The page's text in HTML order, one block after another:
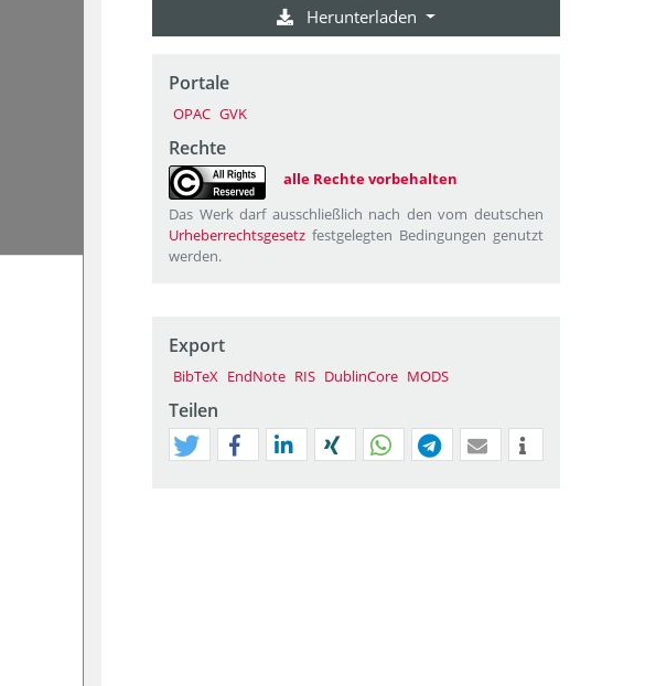
Herunterladen
Portale
OPAC GVK
Rechte
alle Rechte vorbehalten
Das Werk darf ausschließlich nach den vom deutschen
Urheberrechtsgesetz festgelegten Bedingungen genutzt
werden.
Export
BibTeX EndNote RIS DublinCore MODS
Teilen